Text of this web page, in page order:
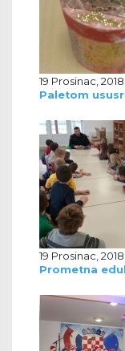
19 Prosinac, 2018
Paletom
19 Prosinac, 2018
Prometna